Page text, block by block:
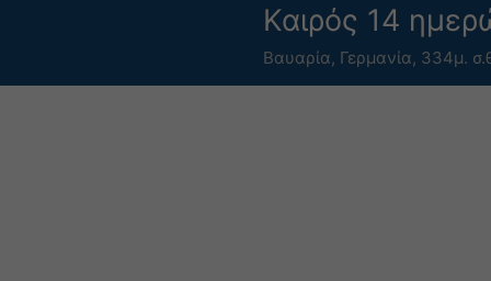
Καιρός 14
Βαυαρία, Γερμανία, 334μ.